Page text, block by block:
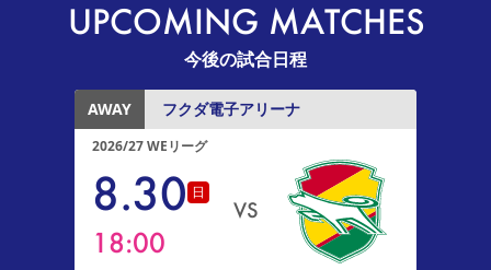
UPCOMING MATCHES
今後の試合日程
AWAY フクダ電子アリーナ
2026/27 WEリーグ
8.30 日
18:00
VS